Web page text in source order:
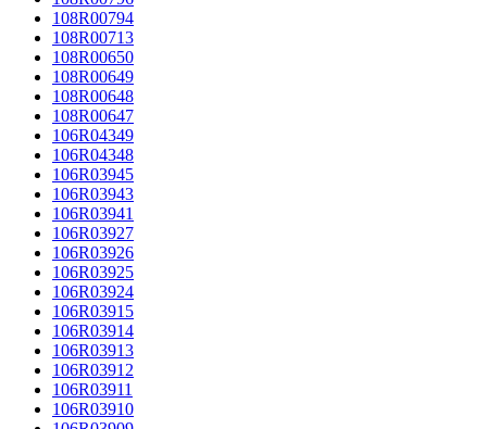
108R00794
108R00713
108R00650
108R00649
108R00648
108R00647
106R04349
106R04348
106R03945
106R03943
106R03941
106R03927
106R03926
106R03925
106R03924
106R03915
106R03914
106R03913
106R03912
106R03911
106R03910